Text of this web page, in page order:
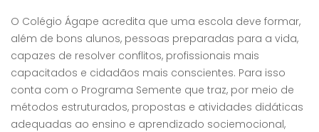
O Colégio Ágape acredita que uma escola deve formar,
além de bons alunos, pessoas preparadas para a vida,
capazes de resolver conflitos, profissionais mais
capacitados e cidadãos mais conscientes. Para isso
conta com o Programa Semente que traz, por meio de
métodos estruturados, propostas e atividades didáticas
adequadas ao ensino e aprendizado sociemocional,